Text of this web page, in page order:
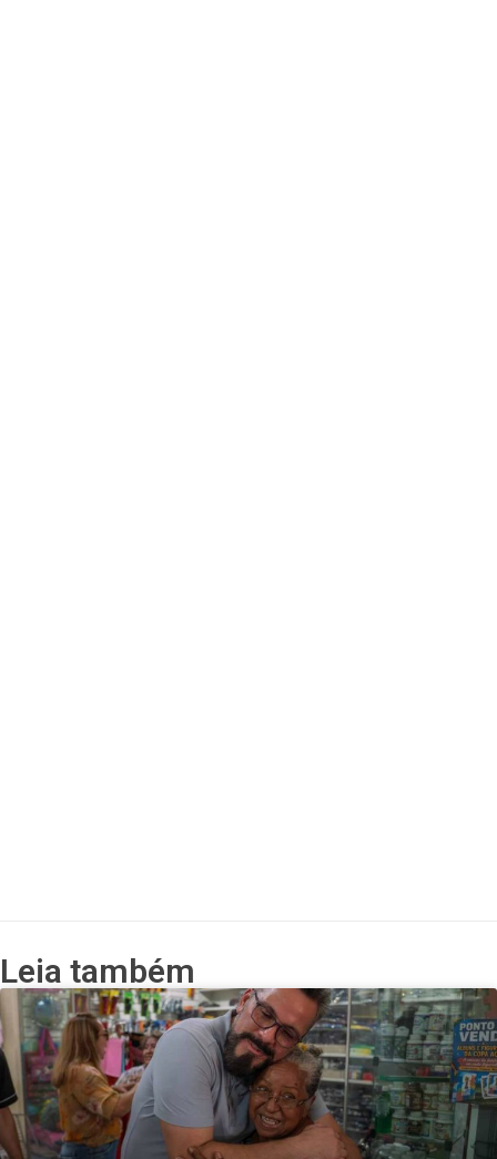
Leia também